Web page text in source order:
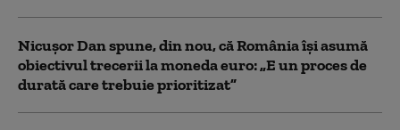
Nicușor Dan spune, din nou, că România își asumă
obiectivul trecerii la moneda euro: „E un proces de
durată care trebuie prioritizat”